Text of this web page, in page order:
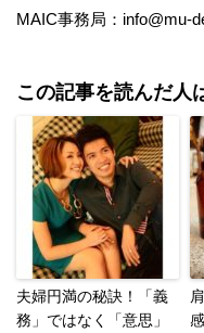
MAIC事務局：info@mu-
この記事を読んだ人
夫婦円満の秘訣！「義
務」ではなく「意思」